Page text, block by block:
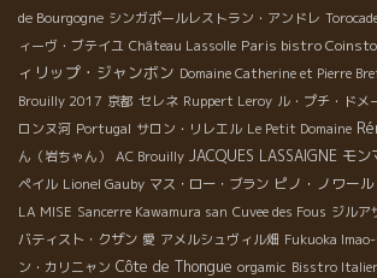
de Bourgogne シンガポールレストラン・アンドレ
ィーヴ・ブテイユ Château Lassolle Paris bistro
ィリップ・ジャンボン Domaine Catherine et Pierre
Brouilly 2017 京都 セレネ Ruppert Leroy ル・プチ・ドメ
ロンヌ河 Portugal サロン・リレエル Le Petit Domaine
ん（岩ちゃん）
AC Brouilly JACQUES LASSAIGNE モン
ペイル Lionel Gauby マス・ロー・ブラン ピノ・ノワール
LA MISE Sancerre Kawamura san Cuvee des Fous ジルア
バティスト・クザン 愛 アメルシュヴィル畑 Fukuoka
ン・カリニャン Côte de Thongue orgamic Bisstro